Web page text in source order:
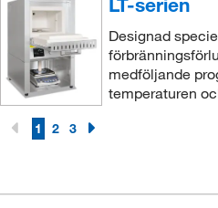
Designad
medföljande
temperaturen
1 2 3